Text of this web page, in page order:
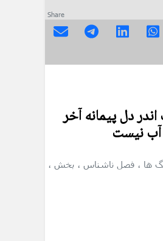
Share
دل پیمانه آخر
آب نیست
ها ، فصل ناشناس ، بخش ،